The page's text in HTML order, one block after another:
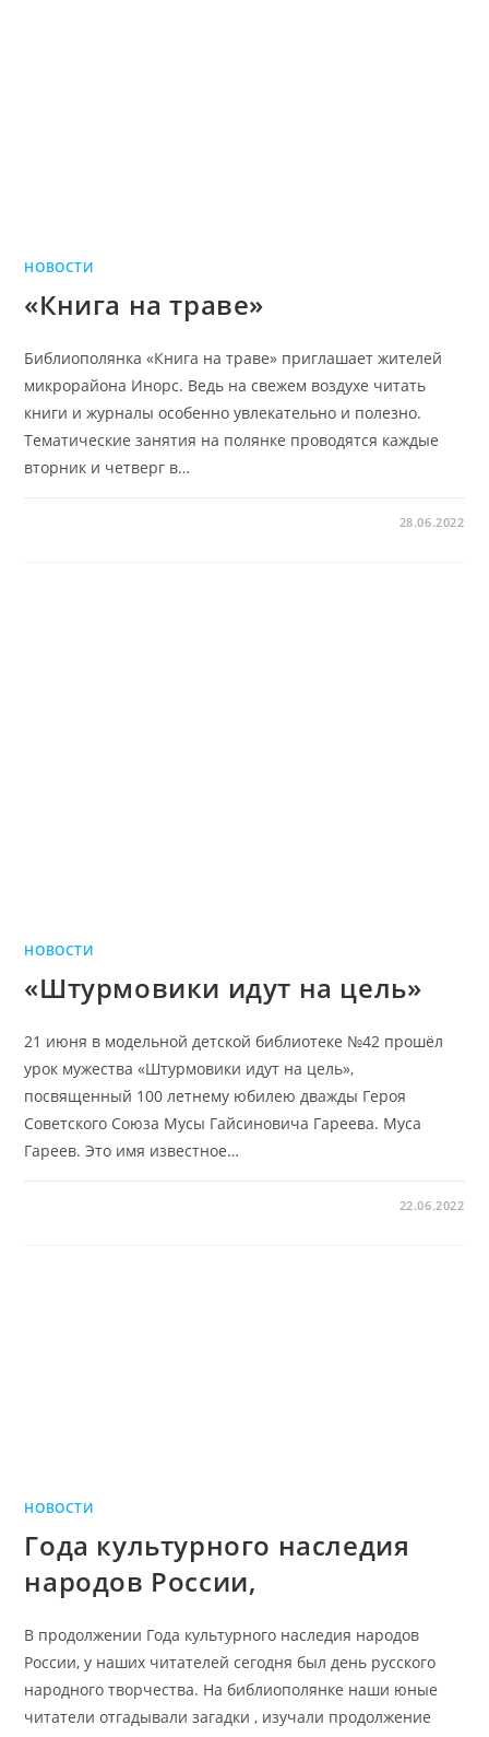
НОВОСТИ
«Книга на траве»
Библиополянка «Книга на траве» приглашает жителей
микрорайона Инорс. Ведь на свежем воздухе читать
книги и журналы особенно увлекательно и полезно.
Тематические занятия на полянке проводятся каждые
вторник и четверг в…
28.06.2022
НОВОСТИ
«Штурмовики идут на цель»
21 июня в модельной детской библиотеке №42 прошёл
урок мужества «Штурмовики идут на цель»,
посвященный 100 летнему юбилею дважды Героя
Советского Союза Мусы Гайсиновича Гареева. Муса
Гареев. Это имя известное…
22.06.2022
НОВОСТИ
Года культурного наследия
народов России,
В продолжении Года культурного наследия народов
России, у наших читателей сегодня был день русского
народного творчества. На библиополянке наши юные
читатели отгадывали загадки , изучали продолжение